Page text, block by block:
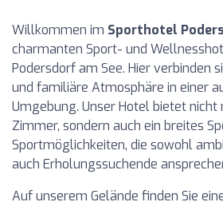
Willkommen im Sporthotel
charmanten Sport- und
Podersdorf am See. Hier verbinden
und familiäre Atmosphäre in einer
Umgebung. Unser Hotel bietet
Zimmer, sondern auch ein breites
Sportmöglichkeiten, die sowohl
auch Erholungssuchende
Auf unserem Gelände finden Sie